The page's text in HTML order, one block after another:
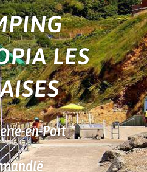
LES
en-Port